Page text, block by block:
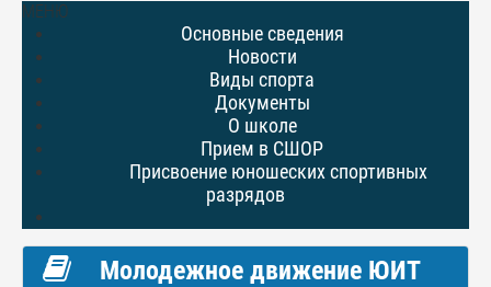
МЕНЮ
Основные сведения
Новости
Виды спорта
Документы
О школе
Прием в СШОР
Присвоение юношеских спортивных
разрядов
Молодежное движение ЮИТ